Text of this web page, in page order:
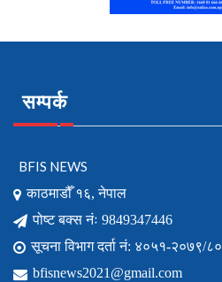
सम्पर्क
BFIS NEWS
काठमाडौँ १६, नेपाल
पोष्ट बक्स नंः 9849347446
सूचना विभाग दर्ता नं: ४०५१-२०७९/८०
bfisnews2021@gmail.com